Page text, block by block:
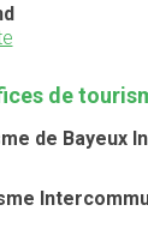
de
de Bayeux